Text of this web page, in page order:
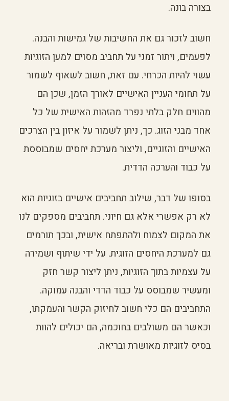
בצורה בונה.
חשוב לזכור גם את החשיבות של גמישות והבנה.
לפעמים, ויתור זמני על תחביב מסוים למען הזוגיות
עשוי להיות הכרחי. עם זאת, חשוב לשאוף לשמור
על תחומי העניין האישיים לאורך הזמן, שכן הם
מהווים חלק בלתי נפרד מהזהות האישית של כל
אחד מבני הזוג. כך, ניתן לשמור על איזון בין הצרכים
האישיים והזוגיים, וליצור מערכת יחסים שמבוססת
על כבוד והערכה הדדית.
בסופו של דבר, שילוב תחביבים אישיים בזוגיות הוא
לא רק אפשרי אלא גם חיוני. תחביבים מספקים לנו
את המקום לצמוח ולהתפתח אישית, ובכך תורמים
גם למערכת היחסים הזוגית. על ידי שיתוף ושמירה
על עצמיות בתוך הזוגיות, ניתן ליצור קשר חזק
ומעשיר שמבוסס על כבוד הדדי והבנה עמוקה.
התחביבים הם כלי חשוב לחיזוק הקשר והעמקתו,
וכאשר הם משולבים בחוכמה, הם יכולים להוות
בסיס לזוגיות מאושרת ובריאה.